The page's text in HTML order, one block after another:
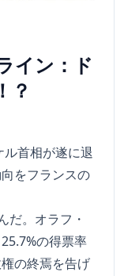
イン：ド
？
首相が遂に退
をフランスの
だ。オラフ・
の得票率
の終焉を告げ